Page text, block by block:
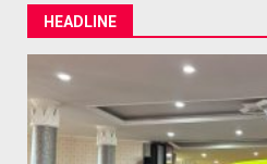
HEADLINE